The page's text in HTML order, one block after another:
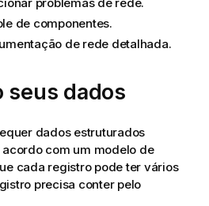
problemas de rede.
de componentes.
de rede detalhada.
seus dados
dados estruturados
com um modelo de
cada registro pode ter vários
precisa conter pelo